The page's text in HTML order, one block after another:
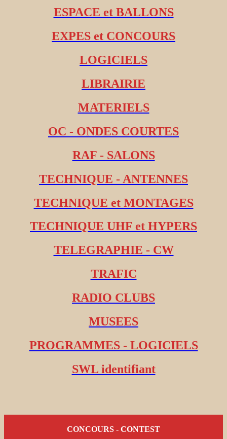
ESPACE et BALLONS
EXPES et CONCOURS
LOGICIELS
LIBRAIRIE
MATERIELS
OC - ONDES COURTES
RAF - SALONS
TECHNIQUE - ANTENNES
TECHNIQUE et MONTAGES
TECHNIQUE UHF et HYPERS
TELEGRAPHIE - CW
TRAFIC
RADIO CLUBS
MUSEES
PROGRAMMES - LOGICIELS
SWL identifiant
CONCOURS - CONTEST